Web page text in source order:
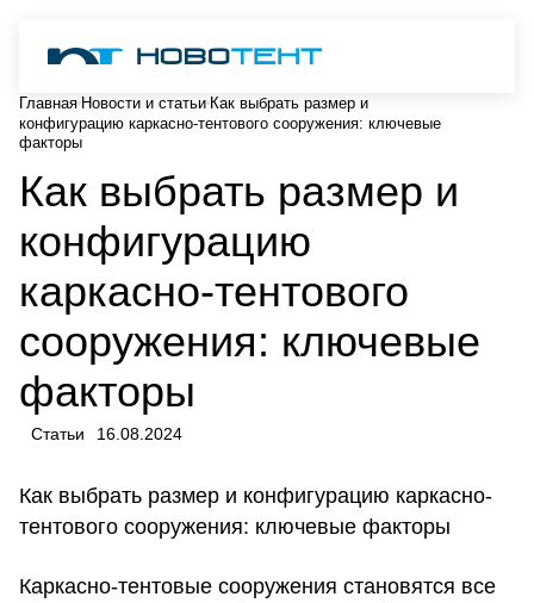
Главная Новости и статьи Как выбрать размер и
конфигурацию каркасно-тентового сооружения: ключевые
факторы
Как выбрать размер и
конфигурацию
каркасно-тентового
сооружения: ключевые
факторы
Статьи 16.08.2024
Как выбрать размер и конфигурацию каркасно-
тентового сооружения: ключевые факторы
Каркасно-тентовые сооружения становятся все